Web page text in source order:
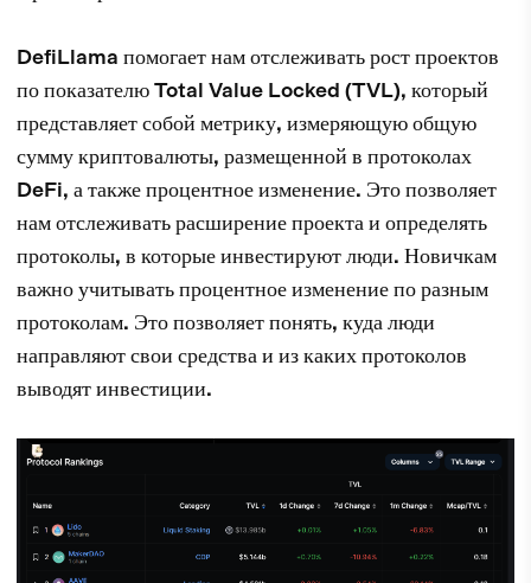
DefiLlama помогает нам отслеживать рост проектов
по показателю Total Value Locked (TVL), который
представляет собой метрику, измеряющую общую
сумму криптовалюты, размещенной в протоколах
DeFi, а также процентное изменение. Это позволяет
нам отслеживать расширение проекта и определять
протоколы, в которые инвестируют люди. Новичкам
важно учитывать процентное изменение по разным
протоколам. Это позволяет понять, куда люди
направляют свои средства и из каких протоколов
выводят инвестиции.